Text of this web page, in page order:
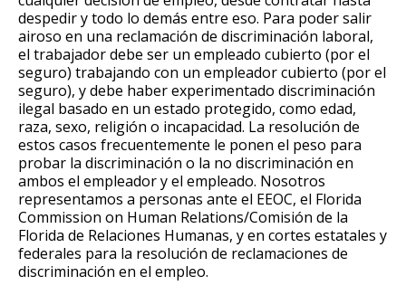
despedir y todo lo demás entre eso. Para poder salir
airoso en una reclamación de discriminación laboral,
el trabajador debe ser un empleado cubierto (por el
seguro) trabajando con un empleador cubierto (por el
seguro), y debe haber experimentado discriminación
ilegal basado en un estado protegido, como edad,
raza, sexo, religión o incapacidad. La resolución de
estos casos frecuentemente le ponen el peso para
probar la discriminación o la no discriminación en
ambos el empleador y el empleado. Nosotros
representamos a personas ante el EEOC, el Florida
Commission on Human Relations/Comisión de la
Florida de Relaciones Humanas, y en cortes estatales y
federales para la resolución de reclamaciones de
discriminación en el empleo.